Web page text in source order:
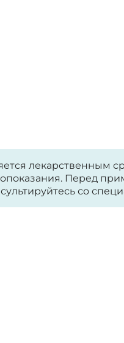
лекарственным
Перед
со